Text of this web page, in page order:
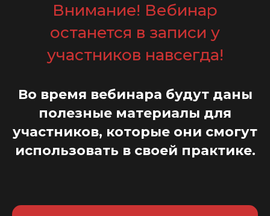
Внимание! Вебинар
останется в записи у
участников навсегда!
Во время вебинара будут даны
полезные материалы для
участников, которые они смогут
использовать в своей практике.